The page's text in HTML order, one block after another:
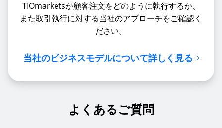
TIOmarketsが顧客注文をどのように執行するか、
また取引執行に対する当社のアプローチをご確認く
ださい。
当社のビジネスモデルについて詳しく見る
よくあるご質問